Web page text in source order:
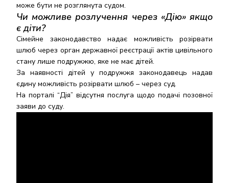
може бути не розглянута судом.
Чи можливе розлучення через «Дію» якщо
є діти?
Сімейне законодавство надає можливість розірвати
шлюб через орган державної реєстрації актів цивільного
стану лише подружжю, яке не має дітей.
За наявності дітей у подружжя законодавець надав
єдину можливість розірвати шлюб – через суд.
На порталі “Дія” відсутня послуга щодо подачі позовної
заяви до суду.